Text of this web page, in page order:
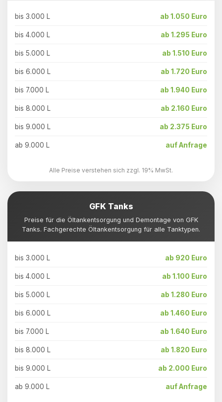
bis 3.000 L ab 1.050 Euro
bis 4.000 L ab 1.295 Euro
bis 5.000 L ab 1.510 Euro
bis 6.000 L ab 1.720 Euro
bis 7.000 L ab 1.940 Euro
bis 8.000 L ab 2.160 Euro
bis 9.000 L ab 2.375 Euro
ab 9.000 L auf Anfrage
Alle Preise verstehen sich zzgl. 19% MwSt.
GFK Tanks
Preise für die Öltankentsorgung und Demontage von GFK
Tanks. Fachgerechte Öltankentsorgung für alle Tanktypen.
bis 3.000 L ab 920 Euro
bis 4.000 L ab 1.100 Euro
bis 5.000 L ab 1.280 Euro
bis 6.000 L ab 1.460 Euro
bis 7.000 L ab 1.640 Euro
bis 8.000 L ab 1.820 Euro
bis 9.000 L ab 2.000 Euro
ab 9.000 L auf Anfrage